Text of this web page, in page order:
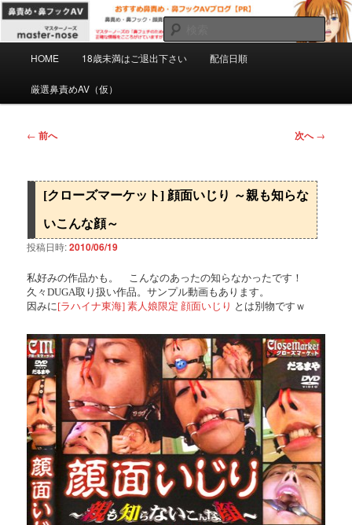
メ
イ
ン
ン
おすすめ鼻責め・鼻フックAVブログ
【PR】
マスターノーズの鼻フェチのための鼻責め・鼻フックAVを紹介するPRブロ
グです。正確な情報をこころがけていますがミスもあると思います。自己責
任で慎重にご購入下さい。
検
索
HOME 18歳未満はご退出下さい 配信日順
厳選鼻責めAV（仮）
投
ビ
ョ
← 前へ 次へ→
[クローズマーケット] 顔面いじり ～親も知らな
いこんな顔～
投稿日時:2010/06/19
私好みの作品かも。 こんなのあったの知らなかったです！
久々DUGA取り扱い作品。サンプル動画もあります。
因みに [ラハイナ東海] 素人娘限定 顔面いじり とは別物ですｗ